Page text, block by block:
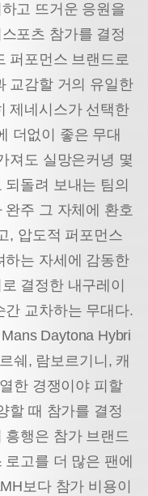
고 뜨거운 응원을
포츠 참가를 결정
퍼포먼스 브랜드로
교감할 거의 유일한
제네시스가 선택한
더없이 좋은 무대
져도 실망은커녕 몇
돌려 보내는 팀의
완주 그 자체에 환호
, 압도적 퍼포먼스
하는 자세에 감동한
결정한 내구레이
간 교차하는 무대다.
Daytona Hybri
쉐, 람보르기니, 캐
한 경쟁이야 피할
할 때 참가를 결정
흥행은 참가 브랜드
고를 더 많은 팬에
보다 참가 비용이